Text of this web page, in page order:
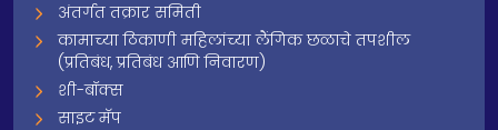
अंतर्गत तक्रार समिती
कामाच्या ठिकाणी महिलांच्या लैंगिक छळाचे तपशील
(प्रतिबंध, प्रतिबंध आणि निवारण)
शी-बॉक्स
साइट मॅप